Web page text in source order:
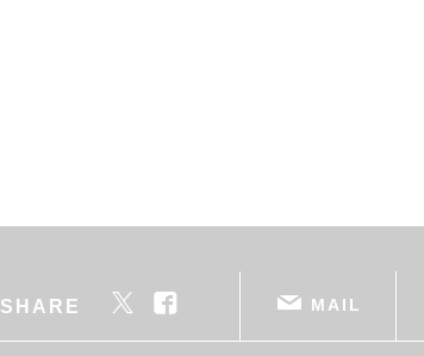
SHARE MAIL